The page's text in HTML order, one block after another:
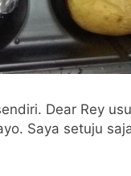
Dear Rey
Saya setuju